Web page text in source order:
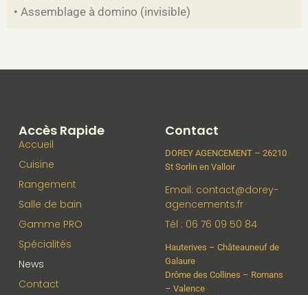
• Assemblage à domino (invisible)
Accès Rapide
Accueil
Cuisine
Rangement
Salle de bain
Gamme PRO
Spécialités
News
Contact
Contact
DOREY AGENCEMENT – 26210
St Sorlin en Valloir
Email: contact@dorey-
agencements.fr
Tél : 06 76 09 50 84
Hauterives – Châteauneuf de
Galaure
Drôme des Collines – Romans
– Valence